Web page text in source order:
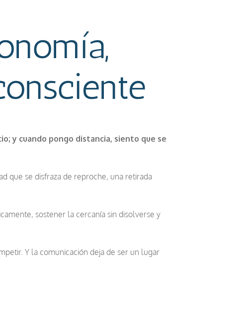
y cuando pongo distancia, siento que se
que se disfraza de reproche, una retirada
sostener la cercanía sin disolverse y
Y la comunicación deja de ser un lugar